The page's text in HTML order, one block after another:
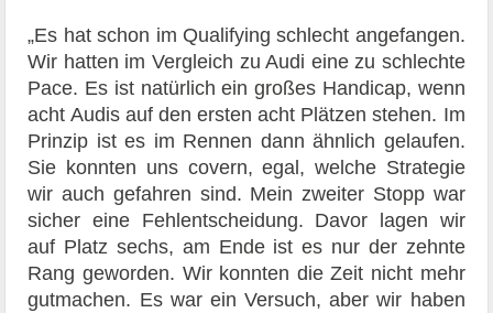
„Es hat schon im Qualifying schlecht angefangen.
Wir hatten im Vergleich zu Audi eine zu schlechte
Pace. Es ist natürlich ein großes Handicap, wenn
acht Audis auf den ersten acht Plätzen stehen. Im
Prinzip ist es im Rennen dann ähnlich gelaufen.
Sie konnten uns covern, egal, welche Strategie
wir auch gefahren sind. Mein zweiter Stopp war
sicher eine Fehlentscheidung. Davor lagen wir
auf Platz sechs, am Ende ist es nur der zehnte
Rang geworden. Wir konnten die Zeit nicht mehr
gutmachen. Es war ein Versuch, aber wir haben